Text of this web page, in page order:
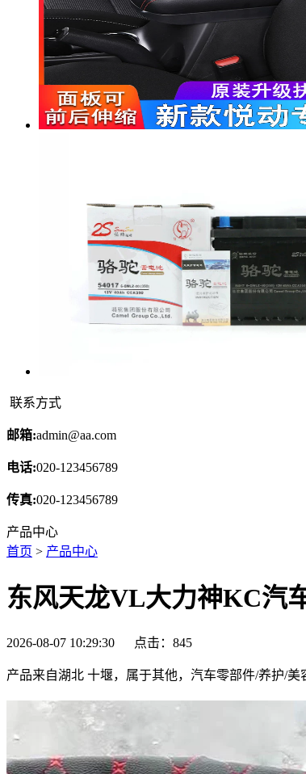
联系方式
邮箱:admin@aa.com
电话:020-123456789
传真:020-123456789
产品中心
首页 > 产品中心
东风天龙VL大力神KC汽
2026-08-07 10:29:30 点击： 845
产品来自湖北 十堰，属于其他，汽车零部件/养护/